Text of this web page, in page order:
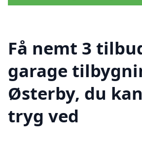
Få nemt 3
garage
Østerby, du
tryg ved